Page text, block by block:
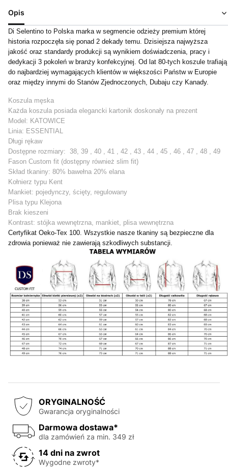
Opis
Di Selentino to Polska marka w segmencie odzieży premium której
historia rozpoczęła się ponad 2 dekady temu. Dzisiejsza najwyższa
jakość oraz standardy produkcji są wynikiem doświadczenia, pracy i
dedykacji 3 pokoleń w branży konfekcyjnej. Od lat 80-tych koszule trafiają
do najbardziej wymagających klientów w większości Państw w Europie
oraz między innymi do Stanów Zjednoczonych, Dubaju czy Kanady.
Koszula męska
Każda koszula posiada elegancki kartonik doskonały na prezent
Model: KATOWICE
Linia: ESSENTIAL
Długi rękaw
Dostępne rozmiary: 38, 39 , 40 , 41 , 42 , 43 , 44 , 45 , 46 , 47 , 48 , 49
Fason Custom fit (dostępny również slim fit)
Skład tkaniny: 80% bawełna 20% elana
Kołnierz typu Kent
Mankiet: pojedynczy, ścięty, regulowany
Plisa typu Klejona
Brak kieszeni
Kontrast: stójka wewnętrzna, mankiet, plisa wewnętrzna
Certyfikat Oeko-Tex 100. Wszystkie nasze tkaniny są bezpieczne dla
zdrowia ponieważ nie zawierają szkodliwych substancji.
ORYGINALNOŚĆ
Gwarancja oryginalności
Darmowa dostawa*
dla zamówień za min. 349 zł
14 dni na zwrot
Wygodne zwroty*